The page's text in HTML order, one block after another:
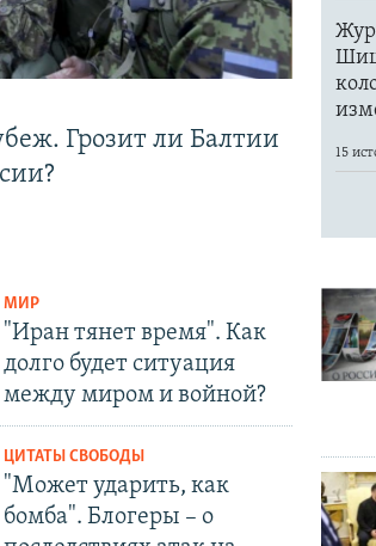
Грозит ли Балтии
МИР
"Иран тянет время". Как
долго будет ситуация
между миром и войной?
ЦИТАТЫ СВОБОДЫ
"Может ударить, как
бомба". Блогеры – о